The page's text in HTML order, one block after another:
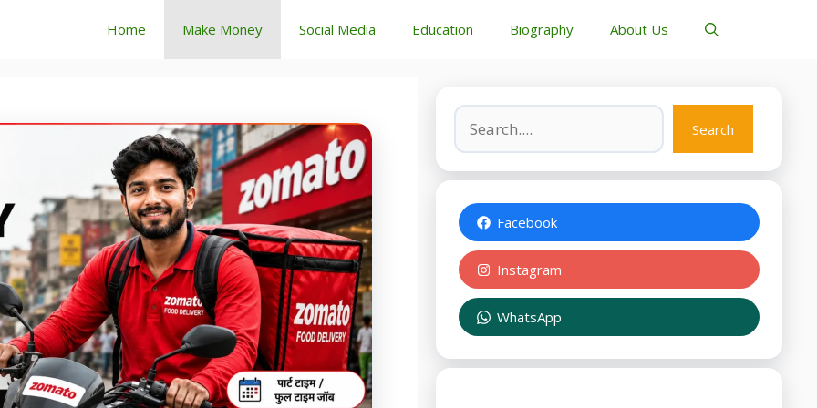
Home Make Money Social Media Education Biography About Us
Search
Search
Facebook
Instagram
WhatsApp